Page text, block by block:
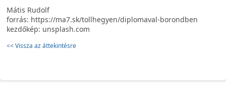
Mátis Rudolf
forrás: https://ma7.sk/tollhegyen/diplomaval-borondben
kezdőkép: unsplash.com
<< Vissza az áttekintésre